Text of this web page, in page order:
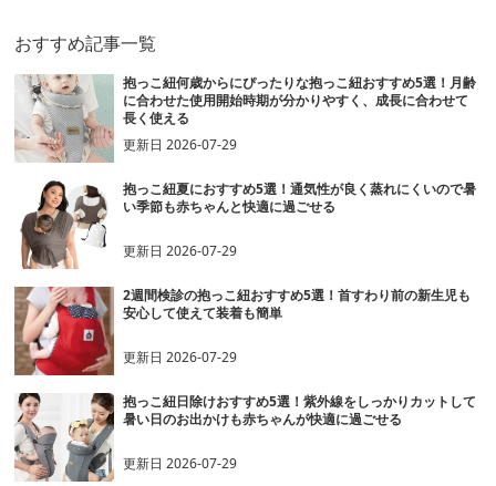
おすすめ記事一覧
抱っこ紐何歳からにぴったりな抱っこ紐おすすめ5選！月齢
に合わせた使用開始時期が分かりやすく、成長に合わせて
長く使える
更新日2026-07-29
抱っこ紐夏におすすめ5選！通気性が良く蒸れにくいので暑
い季節も赤ちゃんと快適に過ごせる
更新日2026-07-29
2週間検診の抱っこ紐おすすめ5選！首すわり前の新生児も
安心して使えて装着も簡単
更新日2026-07-29
抱っこ紐日除けおすすめ5選！紫外線をしっかりカットして
暑い日のお出かけも赤ちゃんが快適に過ごせる
更新日2026-07-29